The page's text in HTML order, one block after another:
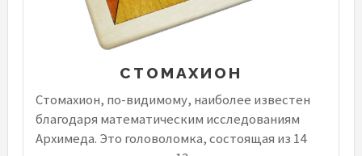
СТОМАХИОН
Стомахион, по-видимому, наиболее известен
благодаря математическим исследованиям
Архимеда. Это головоломка, состоящая из 14